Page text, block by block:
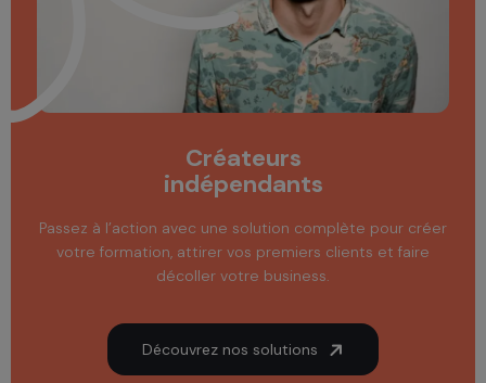
Créateurs
indépendants
Passez à l’action avec une solution complète pour créer
votre formation, attirer vos premiers clients et faire
décoller votre business.
Découvrez nos solutions